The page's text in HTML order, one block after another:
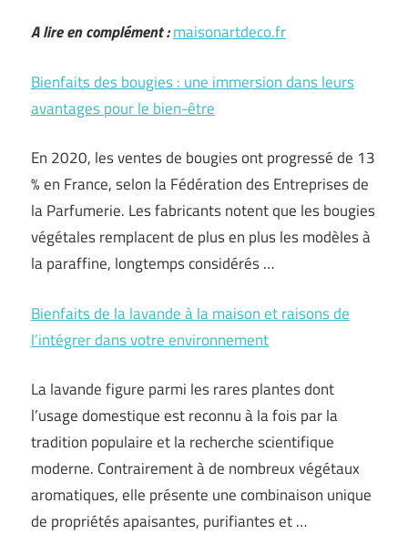
A lire en complément :maisonartdeco.fr
Bienfaits des bougies : une immersion dans leurs
avantages pour le bien-être
En 2020, les ventes de bougies ont progressé de 13
% en France, selon la Fédération des Entreprises de
la Parfumerie. Les fabricants notent que les bougies
végétales remplacent de plus en plus les modèles à
la paraffine, longtemps considérés …
Bienfaits de la lavande à la maison et raisons de
l’intégrer dans votre environnement
La lavande figure parmi les rares plantes dont
l’usage domestique est reconnu à la fois par la
tradition populaire et la recherche scientifique
moderne. Contrairement à de nombreux végétaux
aromatiques, elle présente une combinaison unique
de propriétés apaisantes, purifiantes et …